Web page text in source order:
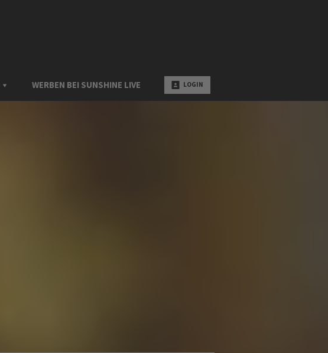
WERBEN BEI SUNSHINE LIVE LOGIN